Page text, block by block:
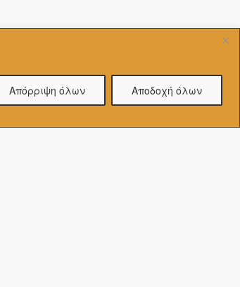
Απόρριψη όλων Αποδοχή όλων
ακούστε